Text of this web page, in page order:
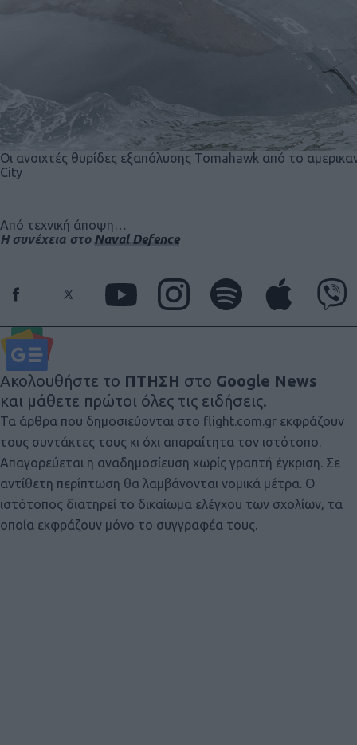
Οι ανοιχτές θυρίδες εξαπόλυσης Tomahawk από το
City
Από τεχνική άποψη…
Η συνέχεια στο Naval Defence
Ακολουθήστε το ΠΤΗΣΗ στο Google News
και μάθετε πρώτοι όλες τις ειδήσεις.
Τα άρθρα που δημοσιεύονται στο flight.com.gr εκφράζουν
τους συντάκτες τους κι όχι απαραίτητα τον ιστότοπο.
Απαγορεύεται η αναδημοσίευση χωρίς γραπτή έγκριση. Σε
αντίθετη περίπτωση θα λαμβάνονται νομικά μέτρα. Ο
ιστότοπος διατηρεί το δικαίωμα ελέγχου των σχολίων, τα
οποία εκφράζουν μόνο το συγγραφέα τους.